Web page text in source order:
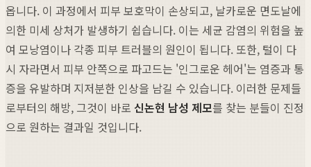
옵니다. 이 과정에서 피부 보호막이 손상되고, 날카로운 면도날에
의한 미세 상처가 발생하기 쉽습니다. 이는 세균 감염의 위험을 높
여 모낭염이나 각종 피부 트러블의 원인이 됩니다. 또한, 털이 다
시 자라면서 피부 안쪽으로 파고드는 '인그로운 헤어'는 염증과 통
증을 유발하며 지저분한 인상을 남길 수 있습니다. 이러한 문제들
로부터의 해방, 그것이 바로 신논현 남성 제모를 찾는 분들이 진정
으로 원하는 결과일 것입니다.